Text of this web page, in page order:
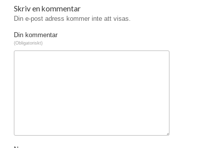
Skriv en kommentar
Din e-post adress kommer inte att visas.
Din kommentar
(Obligatoriskt)